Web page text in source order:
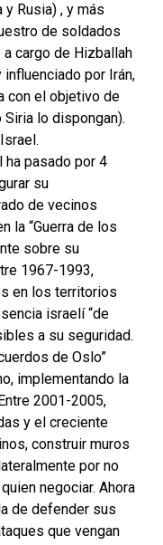
y Rusia) , y más
de soldados
cargo de Hizballah
por Irán,
con el objetivo de
lo dispongan).
ha pasado por 4
su
de vecinos
la “Guerra de los
sobre su
1967-1993,
en los territorios
israelí “de
a su seguridad.
de Oslo”
implementando la
2001-2005,
y el creciente
construir muros
por no
negociar. Ahora
de defender sus
que vengan